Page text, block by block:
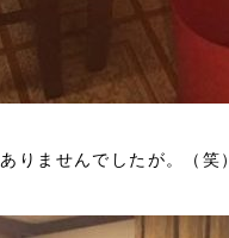
りませんでしたが。（笑